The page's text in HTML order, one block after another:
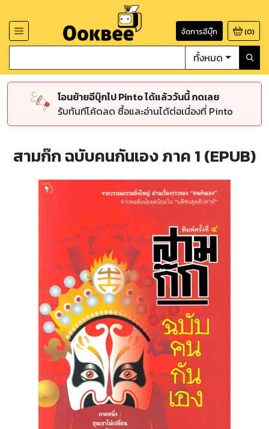
จัดการอีบุ๊ก (0)
ทั้งหมด
โอนย้ายอีบุ๊กไป Pinto ได้แล้ววันนี้ กดเลย
รับทันทีโค้ดลด ซื้อและอ่านได้ต่อเนื่องที่ Pinto
สามก๊ก ฉบับคนกันเอง ภาค 1 (EPUB)